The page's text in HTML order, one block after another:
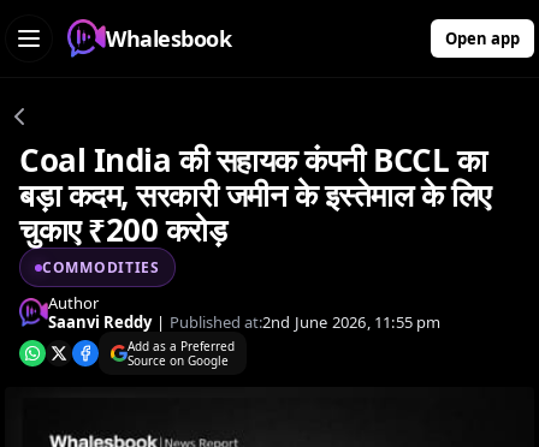
Whalesbook Open app
Coal India की सहायक कंपनी BCCL का
बड़ा कदम, सरकारी जमीन के इस्तेमाल के लिए
चुकाए ₹200 करोड़
COMMODITIES
Author
Saanvi Reddy | Published at:2nd June 2026, 11:55 pm
Add as a Preferred
Source on Google